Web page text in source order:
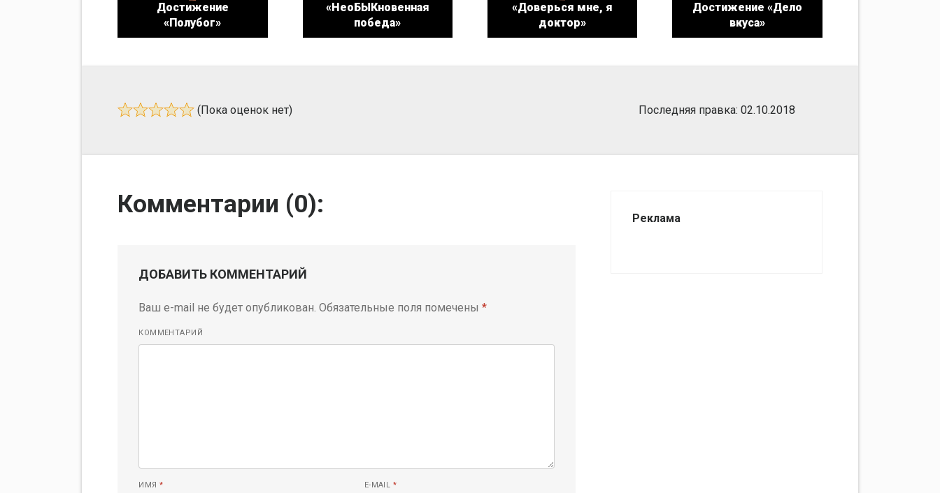
Достижение
«Полубог»
«НеоБЫКновенная
победа»
«Доверься мне, я
доктор»
Достижение «Дело
вкуса»
(Пока оценок нет) Последняя правка: 02.10.2018
Комментарии (0):
ДОБАВИТЬ КОММЕНТАРИЙ
Ваш e-mail не будет опубликован. Обязательные поля помечены*
КОММЕНТАРИЙ
ИМЯ * E-MAIL *
Реклама